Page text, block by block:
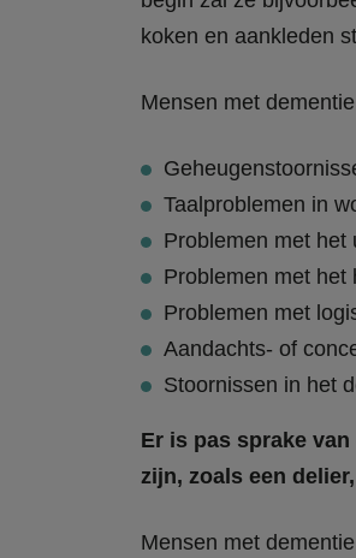
koken en aankleden
Mensen met
Taalproblemen in
Problemen met het
Problemen met het
Problemen met
Aandachts- of
Stoornissen in het
Er is pas sprake
zijn, zoals een
Mensen met